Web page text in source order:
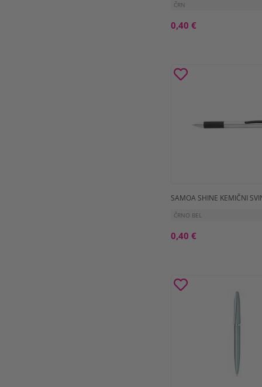
ČRN
0,40 €
SAMOA SHINE KEMIČNI
ČRNO BEL
0,40 €